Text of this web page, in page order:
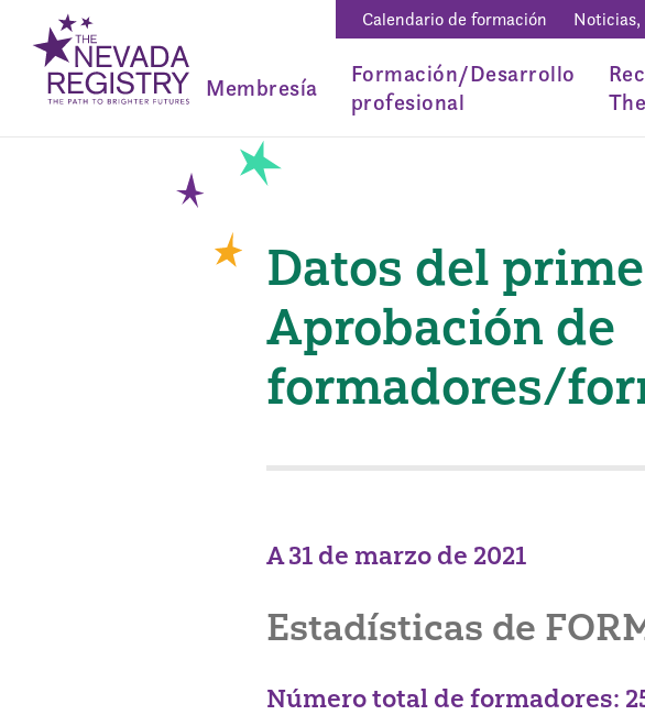
Calendario de formación Noticias,
Membresía
Formación/Desarrollo
profesional
Datos del
Aprobación de
formadores/
A 31 de marzo de 2021
Estadísticas de
Número total de formadores: